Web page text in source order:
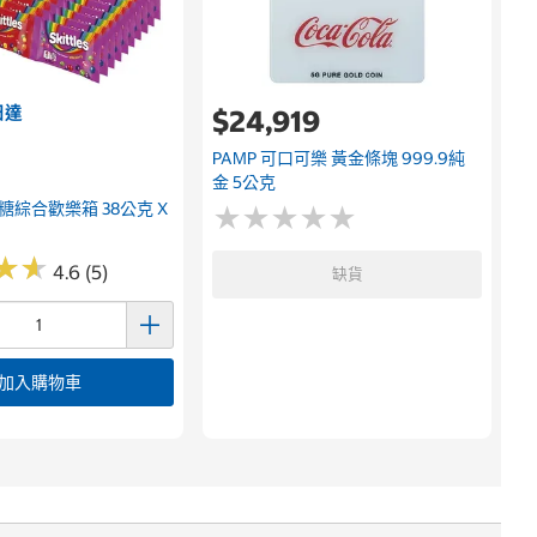
達
綜合歡樂箱 38公克 X
★
★ 4.6 (5)
入購物車
$24,919
PAMP 可口可樂 黃金條塊 999.9純
金 5公克
★★★★★
★★★★★
缺貨